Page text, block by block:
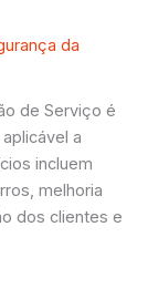
da
de Serviço é
a
incluem
melhoria
dos clientes e